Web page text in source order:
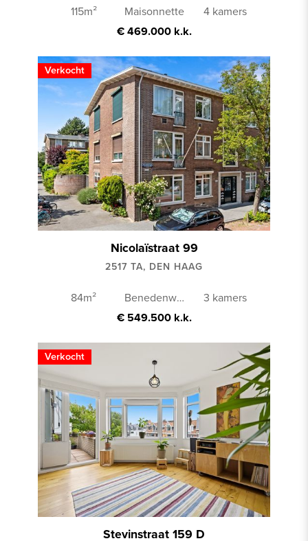
Woonhuis
Appartement
Bouwgrond
Overig
115m² Maisonnette
4 kamers
€ 469.000 k.k.
Verkocht
Nicolaïstraat 99
2517 TA, DEN HAAG
84m² Benedenwoning
3 kamers
€ 549.500 k.k.
Verkocht
Stevinstraat 159 D